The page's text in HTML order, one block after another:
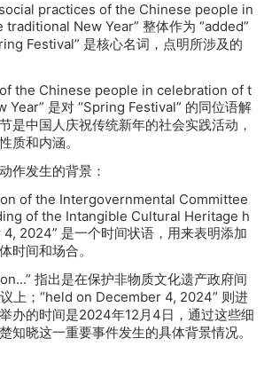
practices of the Chinese people in
New Year” 整体作为 “added”
Festival” 是核心名词，点明所涉及的
the Chinese people in celebration of t
Year” 是对 “Spring Festival” 的同位语解
是中国人庆祝传统新年的社会实践活动，
质和内涵。
作发生的背景：
of the Intergovernmental Committee
of the Intangible Cultural Heritage h
2024” 是一个时间状语，用来表明添加
时间和场合。
指出是在保护非物质文化遗产政府间
上；“held on December 4, 2024” 则进
办的时间是2024年12月4日，通过这些细
知晓这一重要事件发生的具体背景情况。